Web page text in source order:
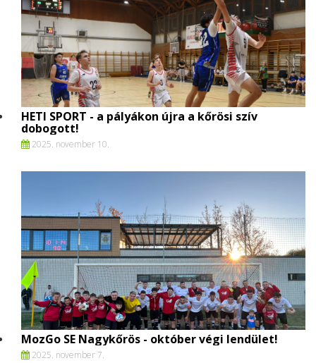
HETI SPORT - a pályákon újra a kőrösi szív
dobogott!
2025. november 10.
MozGo SE Nagykőrös - október végi lendület!
2025. november 7.